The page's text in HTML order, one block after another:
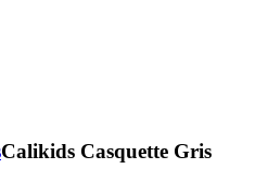
Calikids Casquette Gris